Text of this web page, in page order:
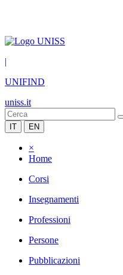
|
UNIFIND
uniss.it
IT EN
×
Home
Corsi
Insegnamenti
Professioni
Persone
Pubblicazioni